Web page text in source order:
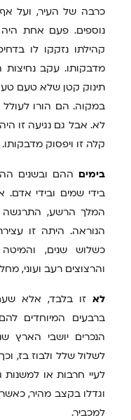
כרבה של העיר, ועל אף
נוספים. פעם אחת
קהילתו נזקקו לו
מדבקותו. עקב נחיצות
תינוק קטן שלא טעם
במקוה. הם הורו לעולל
לא. אבל גם נגיעה זו
קלה זו ויפסוק מדבקותו.
בימים ההם ובשנים
בידי שמים ובידי
המלך הרשע, התרגשה
הנוראה. היתה זו
כשלוש שנים,
והרצוצים רעב ועוני,
לא זו בלבד, אלא
ברבעים המיוחדים
הנכרים יושבי הארץ
לשלול שלל ולבוז בז,
לעיי חרבות או
וגדלו בקצב מהיר,
למכביר.